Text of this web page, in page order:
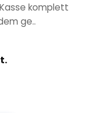
komplett
ge..